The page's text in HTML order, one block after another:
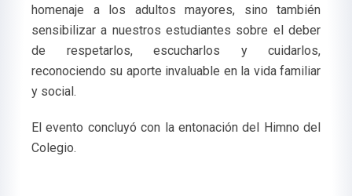
homenaje a los adultos mayores, sino también
sensibilizar a nuestros estudiantes sobre el deber
de respetarlos, escucharlos y cuidarlos,
reconociendo su aporte invaluable en la vida familiar
y social.
El evento concluyó con la entonación del Himno del
Colegio.